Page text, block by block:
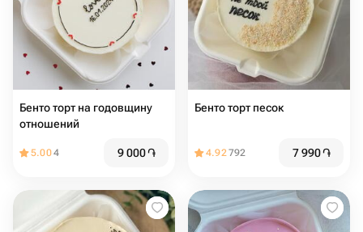
Бенто торт на годовщину
отношений
5.004 9 000֏
Бенто торт песок
4.92792 7 990֏